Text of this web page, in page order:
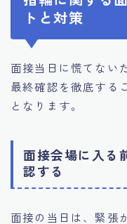
トと対策
面接当日に慌てない
最終確認を徹底する
となります。
面接会場に入る
認する
面接の当日は、緊張